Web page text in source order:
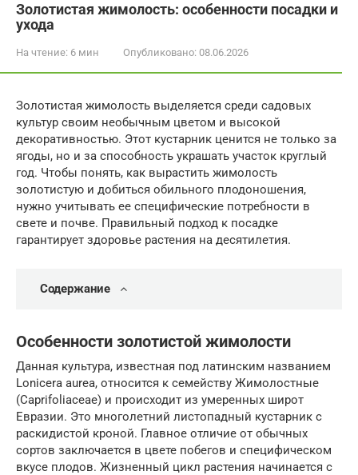
Золотистая жимолость: особенности посадки и
ухода
На чтение: 6 мин Опубликовано: 08.06.2026
Золотистая жимолость выделяется среди садовых
культур своим необычным цветом и высокой
декоративностью. Этот кустарник ценится не только за
ягоды, но и за способность украшать участок круглый
год. Чтобы понять, как вырастить жимолость
золотистую и добиться обильного плодоношения,
нужно учитывать ее специфические потребности в
свете и почве. Правильный подход к посадке
гарантирует здоровье растения на десятилетия.
Содержание
Особенности золотистой жимолости
Данная культура, известная под латинским названием
Lonicera aurea, относится к семейству Жимолостные
(Caprifoliaceae) и происходит из умеренных широт
Евразии. Это многолетний листопадный кустарник с
раскидистой кроной. Главное отличие от обычных
сортов заключается в цвете побегов и специфическом
вкусе плодов. Жизненный цикл растения начинается с